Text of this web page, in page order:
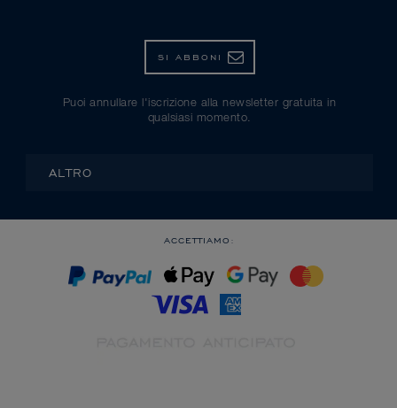
SI ABBONI
Puoi annullare l'iscrizione alla newsletter gratuita in
qualsiasi momento.
ALTRO
ACCETTIAMO: